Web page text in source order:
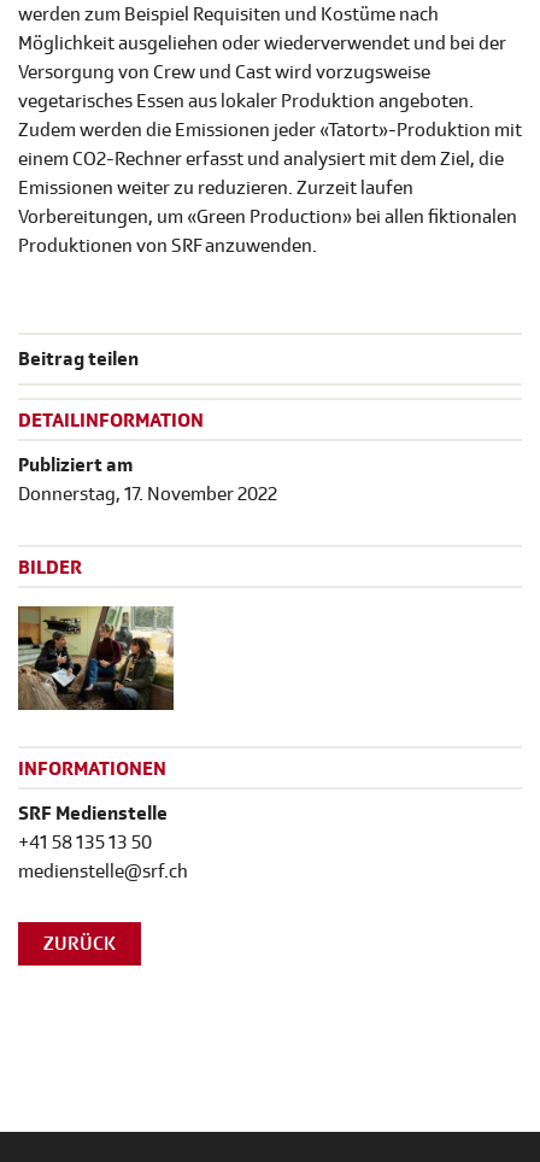
werden zum Beispiel Requisiten und Kostüme nach
Möglichkeit ausgeliehen oder wiederverwendet und bei der
Versorgung von Crew und Cast wird vorzugsweise
vegetarisches Essen aus lokaler Produktion angeboten.
Zudem werden die Emissionen jeder «Tatort»-Produktion mit
einem CO2-Rechner erfasst und analysiert mit dem Ziel, die
Emissionen weiter zu reduzieren. Zurzeit laufen
Vorbereitungen, um «Green Production» bei allen fiktionalen
Produktionen von SRF anzuwenden.
Beitrag teilen
DETAILINFORMATION
Publiziert am
Donnerstag, 17. November 2022
BILDER
INFORMATIONEN
SRF Medienstelle
+41 58 135 13 50
medienstelle@srf.ch
ZURÜCK